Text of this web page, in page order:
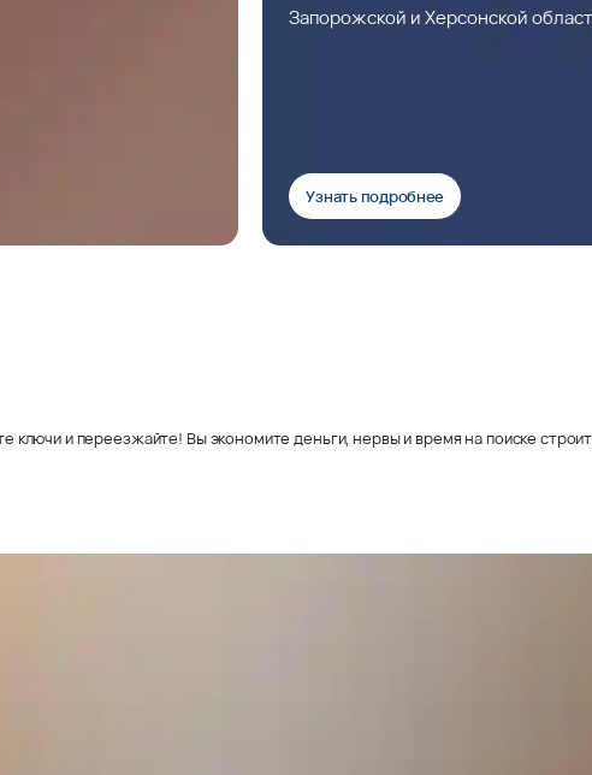
Запорожской и Херсонской
Узнать подробнее
ключи и переезжайте! Вы экономите деньги, нервы и время на поиске